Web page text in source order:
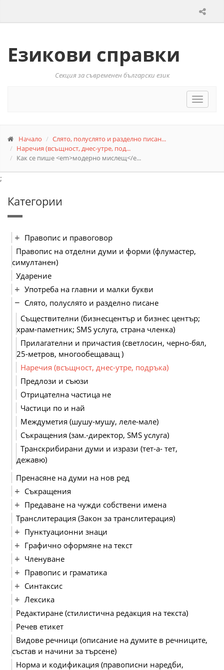
Езикови справки
Секция за съвременен български език
Toggle
Начало
Слято, полуслято и разделно писан...
Наречия (всъщност, днес-утре, под...
Как се пише <em>модерно мислещ</e...
;
Категории
Правопис и правоговор
Правопис на отделни думи и форми (флумастер,
симултанен)
Ударение
Употреба на главни и малки букви
Слято, полуслято и разделно писане
Съществителни (бизнесцентър и бизнес център;
храм-паметник; SMS услуга, страна членка)
Прилагателни и причастия (светлосин, черно-бял,
25-метров, многообещаващ )
Наречия (всъщност, днес-утре, подръка)
Предлози и съюзи
Отрицателна частица не
Частици по и най
Междуметия (шушу-мушу, леле-мале)
Съкращения (зам.-директор, SMS услуга)
Транскрибирани думи и изрази (тет-а- тет,
дежавю)
Пренасяне на думи на нов ред
Съкращения
Предаване на чужди собствени имена
Транслитерация (Закон за транслитерация)
Пунктуационни знаци
Графично оформяне на текст
Членуване
Правопис и граматика
Синтаксис
Лексика
Редактиране (стилистична редакция на текста)
Речев етикет
Видове речници (описание на думите в речниците,
състав и начини за търсене)
Норма и кодификация (правописни наредби,